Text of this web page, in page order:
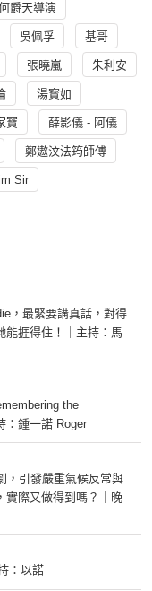
爵天導演
吳佩孚 基哥
張曉嵐 朱利安
湯寳如
寶 薛影儀 - 阿儀
鄭遨汶法筠師傅
Sir
，最緊要講真話，對得
能捱得住！｜主持：馬
the
：鍾一諾 Roger
，引發嚴重氣候反常與
實際又做得到嗎？｜晚
：以諾